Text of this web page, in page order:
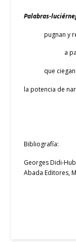
Palabras-
pugnan y
a
que
la potencia de
Bibliografía:
Georges Didi-
Abada Editores,